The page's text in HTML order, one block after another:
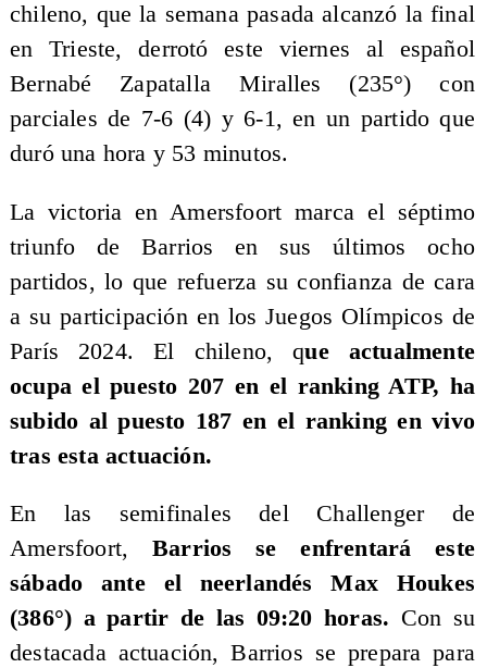
chileno, que la semana pasada alcanzó la final
en Trieste, derrotó este viernes al español
Bernabé Zapatalla Miralles (235°) con
parciales de 7-6 (4) y 6-1, en un partido que
duró una hora y 53 minutos.
La victoria en Amersfoort marca el séptimo
triunfo de Barrios en sus últimos ocho
partidos, lo que refuerza su confianza de cara
a su participación en los Juegos Olímpicos de
París 2024. El chileno, que actualmente
ocupa el puesto 207 en el ranking ATP, ha
subido al puesto 187 en el ranking en vivo
tras esta actuación.
En las semifinales del Challenger de
Amersfoort, Barrios se enfrentará este
sábado ante el neerlandés Max Houkes
(386°) a partir de las 09:20 horas. Con su
destacada actuación, Barrios se prepara para